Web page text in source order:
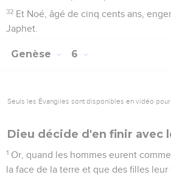
32 Et Noé, âgé de cinq cents ans,
Japhet.
Genèse 6
Seuls les Évangiles sont disponibles en vidéo pour
Dieu décide d'en finir avec
1 Or, quand les hommes eurent
la face de la terre et que des filles leur